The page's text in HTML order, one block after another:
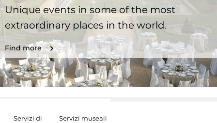
Unique events in some of the most
extraordinary places in the world.
Find more
Servizi di
Servizi museali